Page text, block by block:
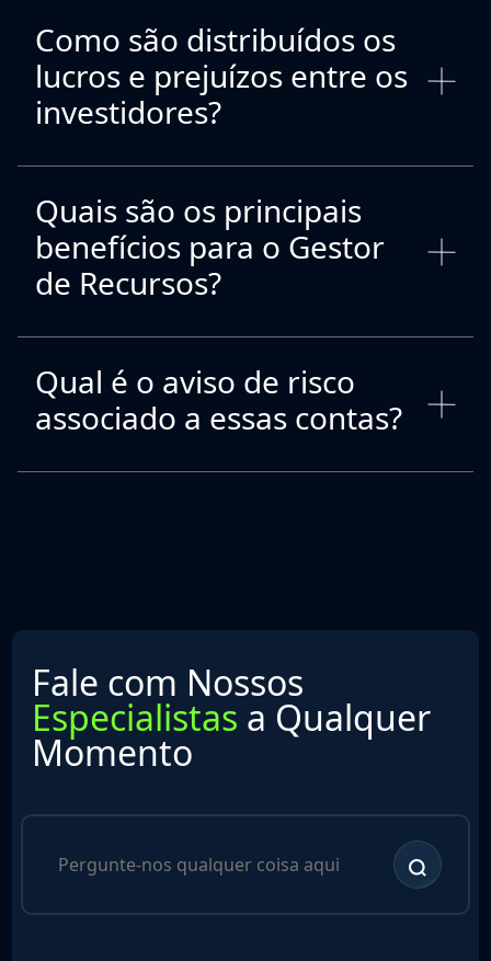
Como são distribuídos os
lucros e prejuízos entre os
investidores?
Quais são os principais
benefícios para o Gestor
de Recursos?
Qual é o aviso de risco
associado a essas contas?
Fale com Nossos
Especialistas a Qualquer
Momento